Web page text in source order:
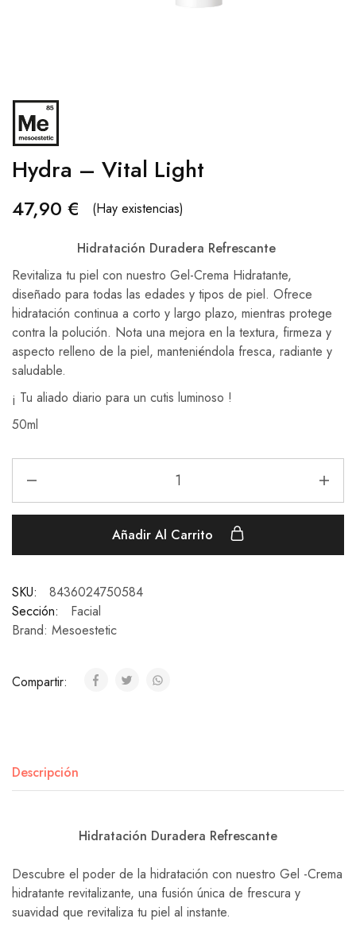
Hydra – Vital Light
47,90 € (Hay existencias)
Hidratación Duradera Refrescante
Revitaliza tu piel con nuestro Gel-Crema Hidratante,
diseñado para todas las edades y tipos de piel. Ofrece
hidratación continua a corto y largo plazo, mientras protege
contra la polución. Nota una mejora en la textura, firmeza y
aspecto relleno de la piel, manteniéndola fresca, radiante y
saludable.
¡ Tu aliado diario para un cutis luminoso !
50ml
Añadir Al Carrito
SKU:
8436024750584
Sección:
Facial
Brand: Mesoestetic
Compartir:
Descripción
Hidratación Duradera Refrescante
Descubre el poder de la hidratación con nuestro Gel -Crema
hidratante revitalizante, una fusión única de frescura y
suavidad que revitaliza tu piel al instante.